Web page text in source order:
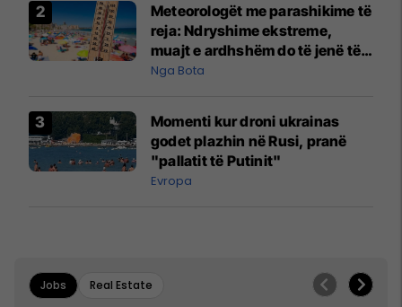
Meteorologët me parashikime të
reja: Ndryshime ekstreme,
muajt e ardhshëm do të jenë të
pazakontë
Nga Bota
Momenti kur droni ukrainas
godet plazhin në Rusi, pranë
"pallatit të Putinit"
Evropa
Jobs Real Estate